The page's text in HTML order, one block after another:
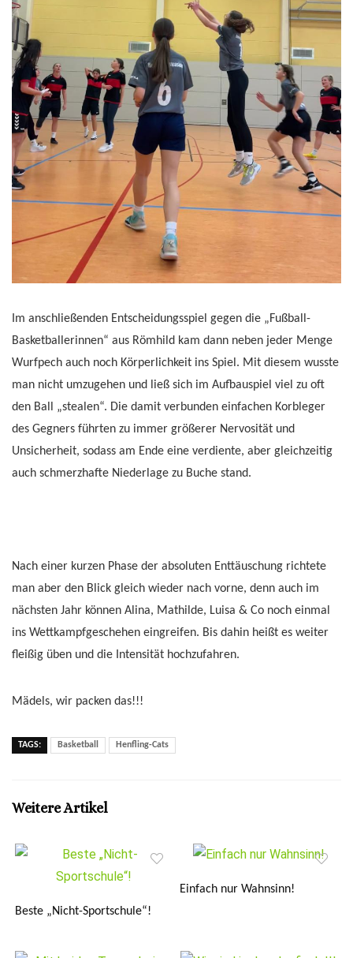
Im anschließenden Entscheidungsspiel gegen die „Fußball-
Basketballerinnen“ aus Römhild kam dann neben jeder Menge
Wurfpech auch noch Körperlichkeit ins Spiel. Mit diesem wusste
man nicht umzugehen und ließ sich im Aufbauspiel viel zu oft
den Ball „stealen“. Die damit verbunden einfachen Korbleger
des Gegners führten zu immer größerer Nervosität und
Unsicherheit, sodass am Ende eine verdiente, aber gleichzeitig
auch schmerzhafte Niederlage zu Buche stand.
Nach einer kurzen Phase der absoluten Enttäuschung richtete
man aber den Blick gleich wieder nach vorne, denn auch im
nächsten Jahr können Alina, Mathilde, Luisa & Co noch einmal
ins Wettkampfgeschehen eingreifen. Bis dahin heißt es weiter
fleißig üben und die Intensität hochzufahren.
Mädels, wir packen das!!!
TAGS: Basketball Henfling-Cats
Weitere Artikel
Beste „Nicht-Sportschule“!
Einfach nur Wahnsinn!